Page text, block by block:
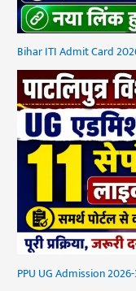
Bihar ITI Admit Card 2026 :
PPU UG Admission